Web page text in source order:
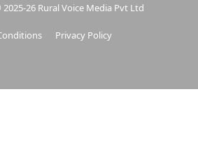
26 Rural Voice Media Pvt Ltd
Privacy Policy